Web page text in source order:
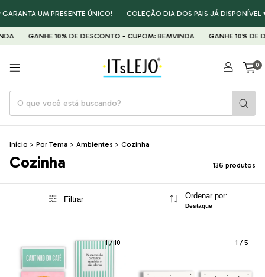
UM PRESENTE ÚNICO! COLEÇÃO DIA DOS PAIS JÁ DISPONÍVEL ♥
GANHE 10% DE DESCONTO - CUPOM: BEMVINDA GANHE 10% DE
0
Início > Por Tema > Ambientes > Cozinha
Cozinha 136 produtos
Filtrar Ordenar por:
Destaque
1/10 1 /5